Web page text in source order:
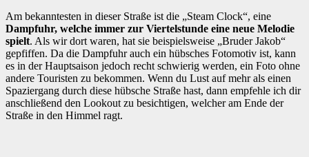
Am bekanntesten in dieser Straße ist die „Steam Clock“, eine
Dampfuhr, welche immer zur Viertelstunde eine neue Melodie
spielt. Als wir dort waren, hat sie beispielsweise „Bruder Jakob“
gepfiffen. Da die Dampfuhr auch ein hübsches Fotomotiv ist, kann
es in der Hauptsaison jedoch recht schwierig werden, ein Foto ohne
andere Touristen zu bekommen. Wenn du Lust auf mehr als einen
Spaziergang durch diese hübsche Straße hast, dann empfehle ich dir
anschließend den Lookout zu besichtigen, welcher am Ende der
Straße in den Himmel ragt.